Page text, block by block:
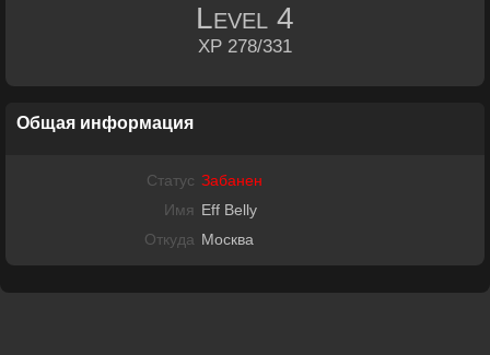
Level 4
XP 278/331
Общая информация
Статус Забанен
Имя Eff Belly
Откуда Москва